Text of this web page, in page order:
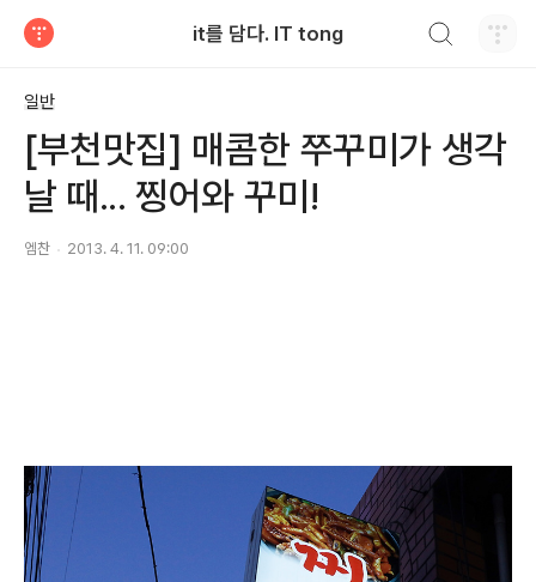
it를 담다. IT tong
일반
[부천맛집] 매콤한 쭈꾸미가 생각
날 때... 찡어와 꾸미!
엠찬 2013. 4. 11. 09:00